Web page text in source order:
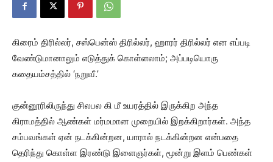
கிரைம் திரில்லர், சஸ்பென்ஸ் திரில்லர், ஹாரர் திரில்லர் என எப்படி
வேண்டுமானாலும் எடுத்துக் கொள்ளலாம்; அப்படியொரு
கதையம்சத்தில் ‘நறுவீ.’
குன்னூரிலிருந்து சிலபல கி மீ உயரத்தில் இருக்கிற அந்த
கிராமத்தில் ஆண்கள் மர்மமான முறையில் இறக்கிறார்கள். அந்த
சம்பவங்கள் ஏன் நடக்கின்றன, யாரால் நடக்கின்றன என்பதை
தெரிந்து கொள்ள இரண்டு இளைஞர்கள், மூன்று இளம் பெண்கள்